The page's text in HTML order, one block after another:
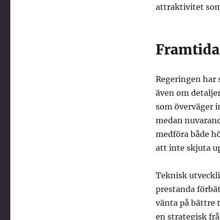
attraktivitet
Regeringen
även om
som överväger
medan
medföra både
att inte skjuta
Teknisk
prestanda
vänta på
en strategisk